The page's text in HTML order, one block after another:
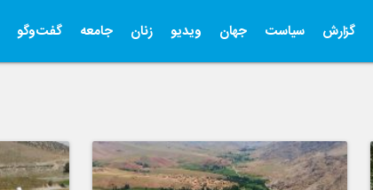
گزارش سیاست جهان ویدیو زنان جامعه گفت‌وگو